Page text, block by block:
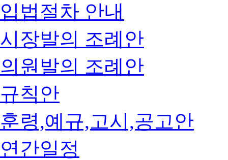
입법절차 안내
시장발의 조례안
의원발의 조례안
규칙안
훈령,예규,고시,공고안
연간일정